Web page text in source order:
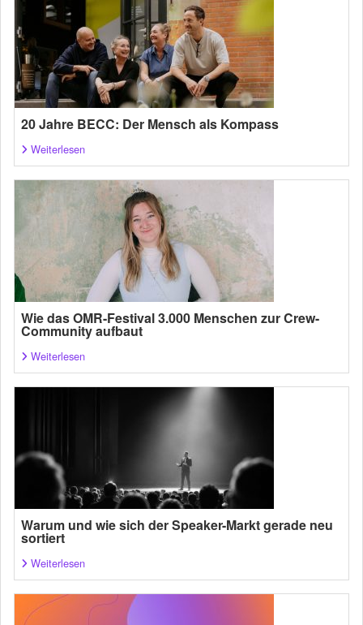
20 Jahre BECC: Der Mensch als Kompass
Weiterlesen
Wie das OMR-Festival 3.000 Menschen zur Crew-
Community aufbaut
Weiterlesen
Warum und wie sich der Speaker-Markt gerade neu
sortiert
Weiterlesen